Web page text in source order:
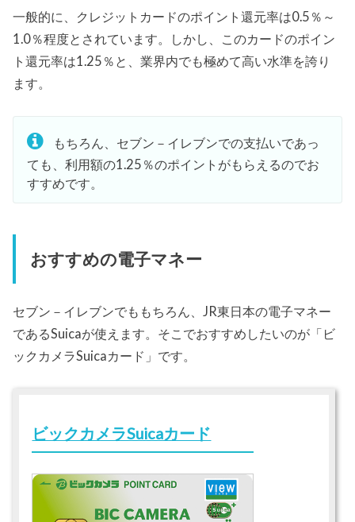
一般的に、クレジットカードのポイント還元率は0.5％～
1.0％程度とされています。しかし、このカードのポイン
ト還元率は1.25％と、業界内でも極めて高い水準を誇り
ます。
もちろん、セブン－イレブンでの支払いであっ
ても、利用額の1.25％のポイントがもらえるのでお
すすめです。
おすすめの電子マネー
セブン－イレブンでももちろん、JR東日本の電子マネー
であるSuicaが使えます。そこでおすすめしたいのが「ビ
ックカメラSuicaカード」です。
ビックカメラSuicaカード